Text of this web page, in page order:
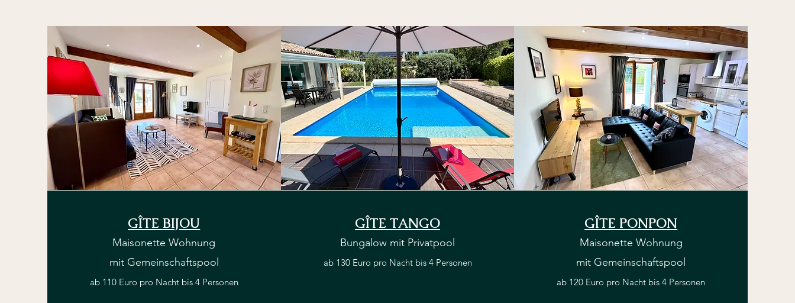
GÎTE BIJOU
Maisonette Wohnung
mit Gemeinschaftspoo
ab 110Euro pro Nacht bis 4 Personen
GÎTE TANGO
Bungalow mit Privatpool
ab 130 Euro pro Nacht bis 4 Personen
GÎTE PONPON
Maisonette Wohnung
mit Gemeinschaftspool
ab 120 Euro pro Nacht bis 4 Personen